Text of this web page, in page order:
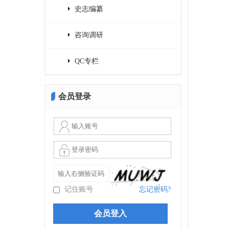
史志编纂
咨询调研
QC专栏
会员登录
记住账号 忘记密码?